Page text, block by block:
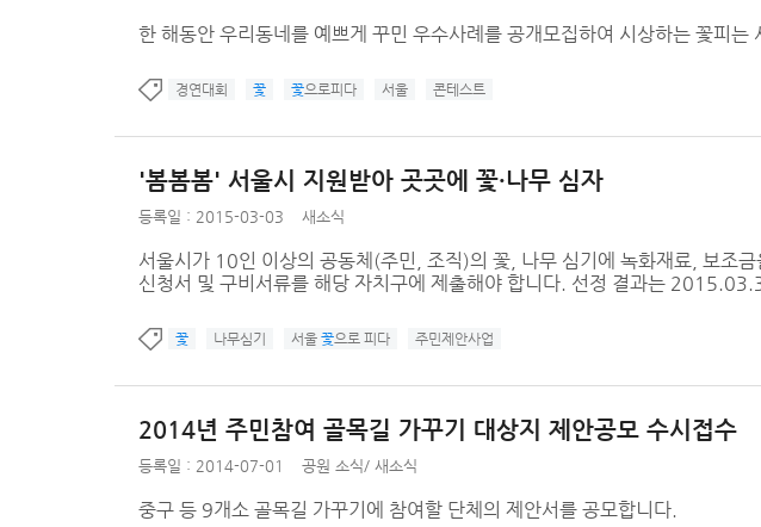
한 해동안 우리동네를 예쁘게 꾸민 우수사례를 공개모집하여 시상하는 꽃피는
경연대회 꽃 꽃으로피다 서울 콘테스트
'봄봄봄' 서울시 지원받아 곳곳에 꽃·나무 심자
등록일 : 2015-03-03 새소식
서울시가 10인 이상의 공동체(주민, 조직)의 꽃, 나무 심기에 녹화재료, 보
신청서 및 구비서류를 해당 자치구에 제출해야 합니다. 선정 결과는
꽃 나무심기 서울 꽃으로 피다 주민제안사업
2014년 주민참여 골목길 가꾸기 대상지 제안공모 수시접수
등록일 : 2014-07-01 공원 소식/ 새소식
중구 등 9개소 골목길 가꾸기에 참여할 단체의 제안서를 공모합니다.